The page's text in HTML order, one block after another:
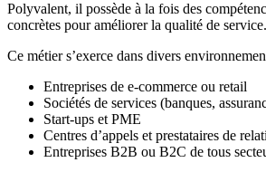
Polyvalent, il possède à la fois des
concrètes pour améliorer la qualité de service.
Ce métier s’exerce dans divers
Entreprises de e-commerce ou retail
Sociétés de services (banques,
Start-ups et PME
Centres d’appels et prestataires de
Entreprises B2B ou B2C de tous